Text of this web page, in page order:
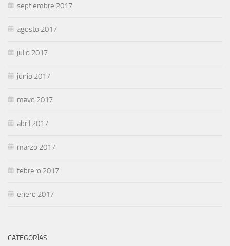
septiembre 2017
agosto 2017
julio 2017
junio 2017
mayo 2017
abril 2017
marzo 2017
febrero 2017
enero 2017
CATEGORÍAS